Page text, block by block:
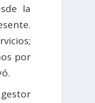
la
por